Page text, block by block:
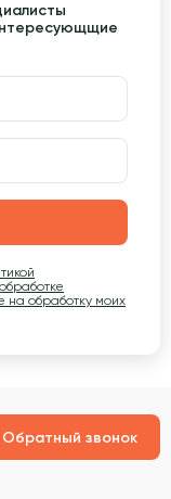
на обработку моих
Обратный звонок